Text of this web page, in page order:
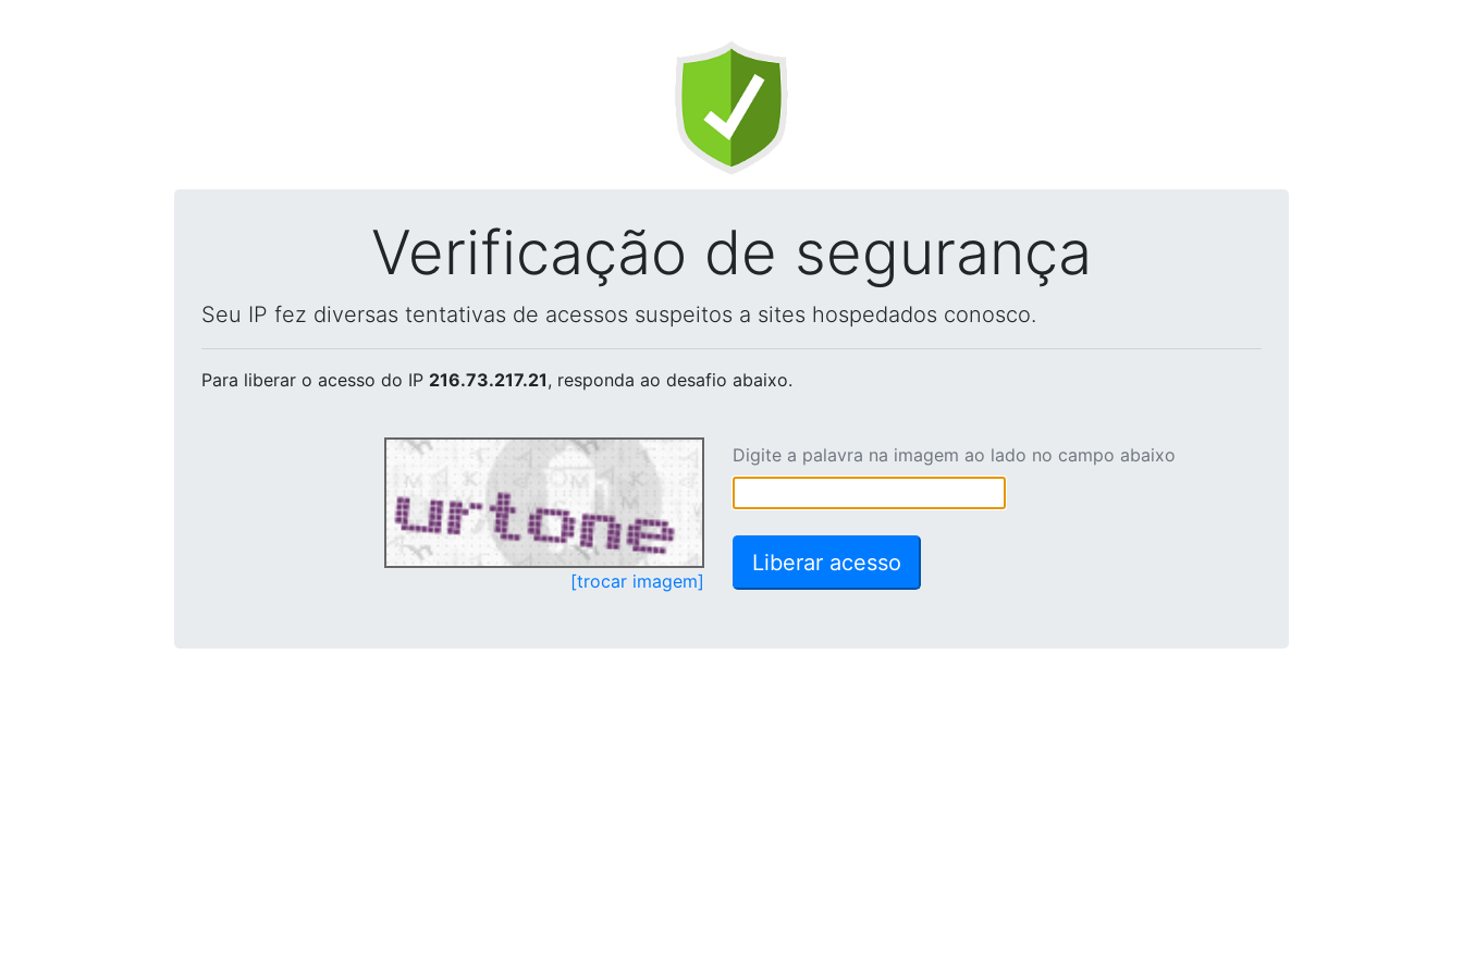
Verificação de segurança
Seu IP fez diversas tentativas de acessos suspeitos a sites hospedados conosco.
Para liberar o acesso do IP 216.73.217.21, responda ao desafio abaixo.
[trocar imagem]
Digite a palavra na imagem ao lado no campo abaixo